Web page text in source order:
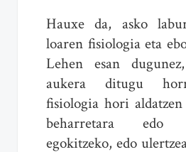
Hauxe da, asko
loaren fisiologia eta
Lehen esan
aukera ditugu
fisiologia hori aldatzen
beharretara edo
egokitzeko, edo